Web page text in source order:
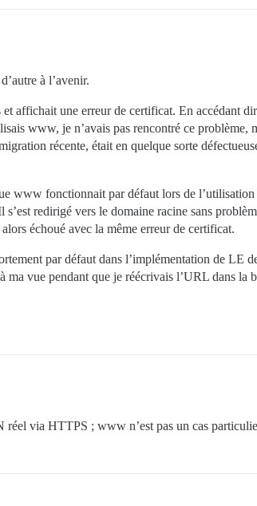
à l’avenir.
affichait une erreur de certificat. En accédant
www, je n’avais pas rencontré ce problème,
récente, était en quelque sorte
www fonctionnait par défaut lors de
redirigé vers le domaine racine sans
échoué avec la même erreur de certificat.
par défaut dans l’implémentation de LE
vue pendant que je réécrivais l’URL dans la
réel via HTTPS ; www n’est pas un cas